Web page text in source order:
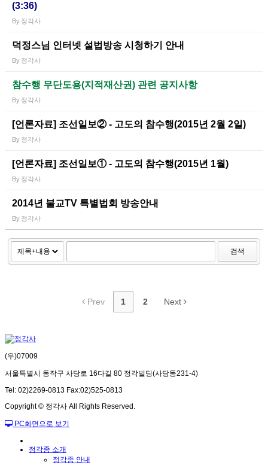
(3:36)
By 정각사
덕정스님 인터넷 설법방송 시청하기 안내
By 정각사
참수행 무단도용(지적재산권) 관련 공지사항
By 정각사
[언론자료] 조선일보② - 고도의 참수행(2015년 2월 2일)
By 정각사
[언론자료] 조선일보① - 고도의 참수행(2015년 1월)
By 정각사
2014년 불교TV 특별법회 방송안내
By 정각사
검색
Prev 1 2 Next
(우)07009
서울특별시 동작구 사당로 16다길 80 정각빌딩(사당동231-4)
Tel: 02)2269-0813 Fax:02)525-0813
Copyright © 정각사 All Rights Reserved.
PC화면으로 보기
정각종 소개
정각종 안내